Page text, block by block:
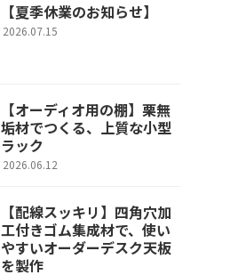
【夏季休業のお知らせ】
2026.07.15
【オーディオ用の棚】栗無
垢材でつくる、上質な小型
ラック
2026.06.12
【配線スッキリ】四角穴加
工付きゴム集成材で、使い
やすいオーダーデスク天板
を製作